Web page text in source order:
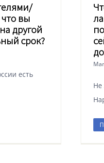
вы
другой
срок?
есть
Не